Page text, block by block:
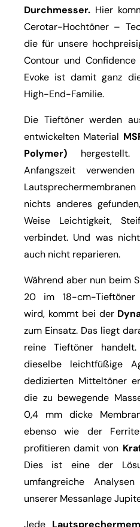
Durchmesser. Hier
Cerotar-Hochtöner –
die für unsere
Contour und
Evoke ist damit ganz
High-End-Familie.
Die Tieftöner werden
entwickelten Material
Polymer)
Anfangszeit
nichts anderes
Weise Leichtigkeit,
verbindet. Und was
auch nicht reparieren.
Während aber nun beim
20 im 18-cm-Tieftöner
wird, kommt bei der
zum Einsatz. Das liegt
reine Tieftöner
dieselbe leichtfüßige
dedizierten Mitteltöner
die zu bewegende
0,4 mm dicke
ebenso wie der
profitieren damit von
Dies ist eine der
umfangreiche
unserer Messanlage
Jede